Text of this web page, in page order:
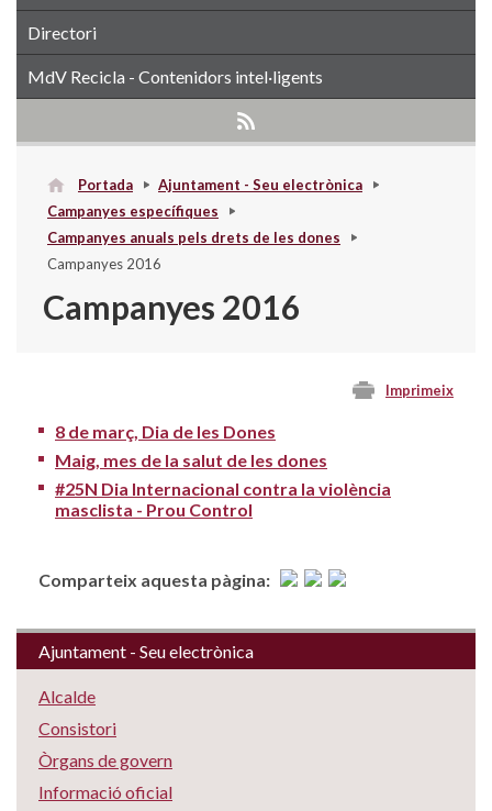
Directori
MdV Recicla - Contenidors intel·ligents
Portada
Ajuntament - Seu electrònica
Campanyes específiques
Campanyes anuals pels drets de les dones
Campanyes 2016
Campanyes 2016
Imprimeix
8 de març, Dia de les Dones
Maig, mes de la salut de les dones
#25N Dia Internacional contra la violència
masclista - Prou Control
Comparteix aquesta pàgina:
Ajuntament - Seu electrònica
Alcalde
Consistori
Òrgans de govern
Informació oficial